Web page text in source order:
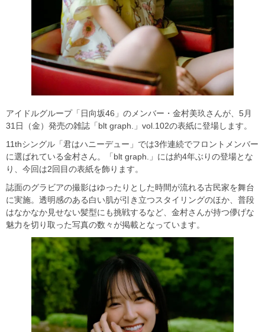
アイドルグループ「日向坂46」のメンバー・金村美玖さんが、5月
31日（金）発売の雑誌「blt graph.」vol.102の表紙に登場します。
11thシングル「君はハニーデュー」では3作連続でフロントメンバー
に選ばれている金村さん。「blt graph.」には約4年ぶりの登場とな
り、今回は2回目の表紙を飾ります。
誌面のグラビアの撮影はゆったりとした時間が流れる古民家を舞台
に実施。透明感のある白い肌が引き立つスタイリングのほか、普段
はなかなか見せない髪型にも挑戦するなど、金村さんが持つ儚げな
魅力を切り取った写真の数々が掲載となっています。